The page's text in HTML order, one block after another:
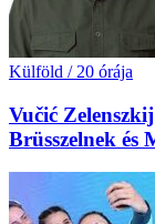
Külföld / 20 órája
Vučić
Brüsszelnek és